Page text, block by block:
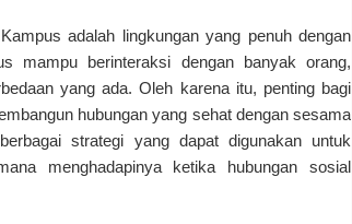
adalah lingkungan yang penuh dengan
mampu berinteraksi dengan banyak orang,
yang ada. Oleh karena itu, penting bagi
hubungan yang sehat dengan sesama
strategi yang dapat digunakan untuk
menghadapinya ketika hubungan sosial